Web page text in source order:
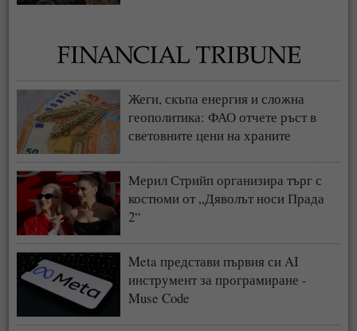
Жеги, скъпа енергия и сложна
геополитика: ФАО отчете ръст в
световните цени на храните
Мерил Стрийп организира търг с
костюми от „Дяволът носи Прада
2“
Meta представи първия си AI
инструмент за програмиране -
Muse Code